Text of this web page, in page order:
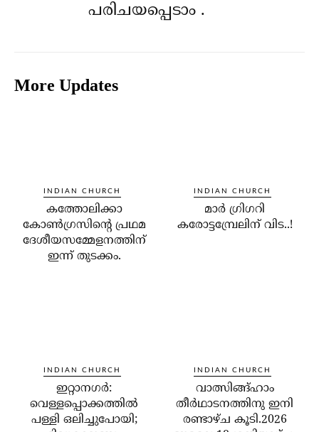
പരിചയപ്പെടാം .
More Updates
INDIAN CHURCH
കത്തോലിക്കാ
കോണ്‍ഗ്രസിന്റെ പ്രഥമ
ദേശീയസമ്മേളനത്തിന്
ഇന്ന് തുടക്കം.
INDIAN CHURCH
മാര്‍ ഗ്രിഗറി
കരോട്ടമ്പ്രേലിന് വിട..!
INDIAN CHURCH
ഇറ്റാനഗര്‍:
വെള്ളപ്പൊക്കത്തില്‍
പള്ളി ഒലിച്ചുപോയി;
INDIAN CHURCH
വാത്സിങ്ങ്ഹാം
തീർഥാടനത്തിനു ഇനി
രണ്ടാഴ്ച കൂടി.2026